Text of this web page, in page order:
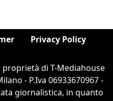
Privacy Policy
di T-Mediahouse
- P.Iva 06933670967 -
giornalistica, in quanto